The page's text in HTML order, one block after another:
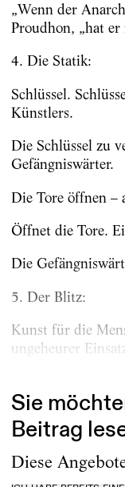
„Wenn der
Proudhon, „hat er
4. Die Statik:
Schlüssel.
Künstlers.
Die Schlüssel zu
Gefängniswärter.
Die Tore öffnen –
Öffnet die Tore.
Die
5. Der Blitz:
Kunst für die
ungeheurer
Sie
Beitrag
Diese